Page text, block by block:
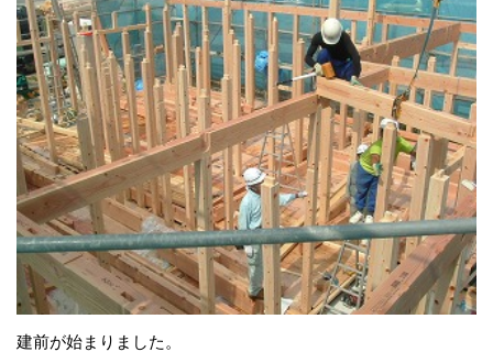
建前が始まりました。